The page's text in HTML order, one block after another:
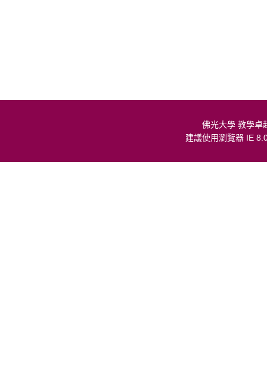
佛光大學 教學
建議使用瀏覽器 IE